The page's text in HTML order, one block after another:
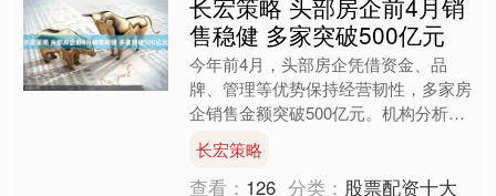
长宏策略 头部房企前4月销
售稳健 多家突破500亿元
今年前4月，头部房企凭借资金、品
牌、管理等优势保持经营韧性，多家房
企销售金额突破500亿元。机构分析认
为，从上市房企今年一季度及去年全年
的业绩情况来看，市场集中....
长宏策略
查看： 126 分类： 股票配资十大